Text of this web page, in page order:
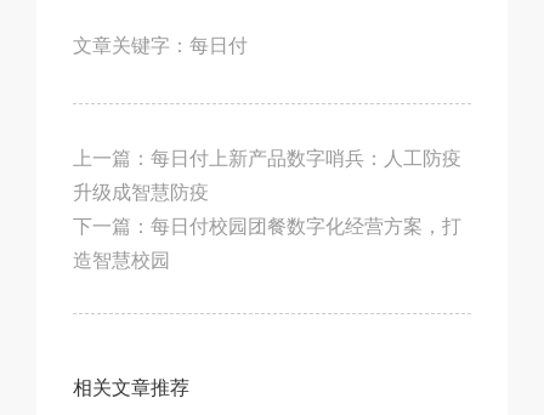
文章关键字： 每日付
上一篇： 每日付上新产品数字哨兵：人工防疫
升级成智慧防疫
下一篇： 每日付校园团餐数字化经营方案，打
造智慧校园
相关文章推荐